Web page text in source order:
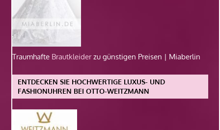
Traumhafte Brautkleiderzu günstigen Preisen | Miaberlin
ENTDECKEN SIE HOCHWERTIGE LUXUS- UND
FASHIONUHREN BEI OTTO-WEITZMANN